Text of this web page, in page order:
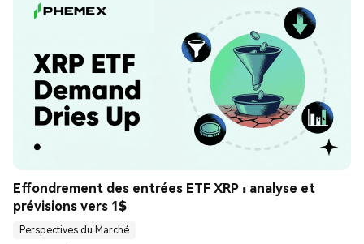
Effondrement des entrées ETF XRP : analyse et
prévisions vers 1$
Perspectives du Marché